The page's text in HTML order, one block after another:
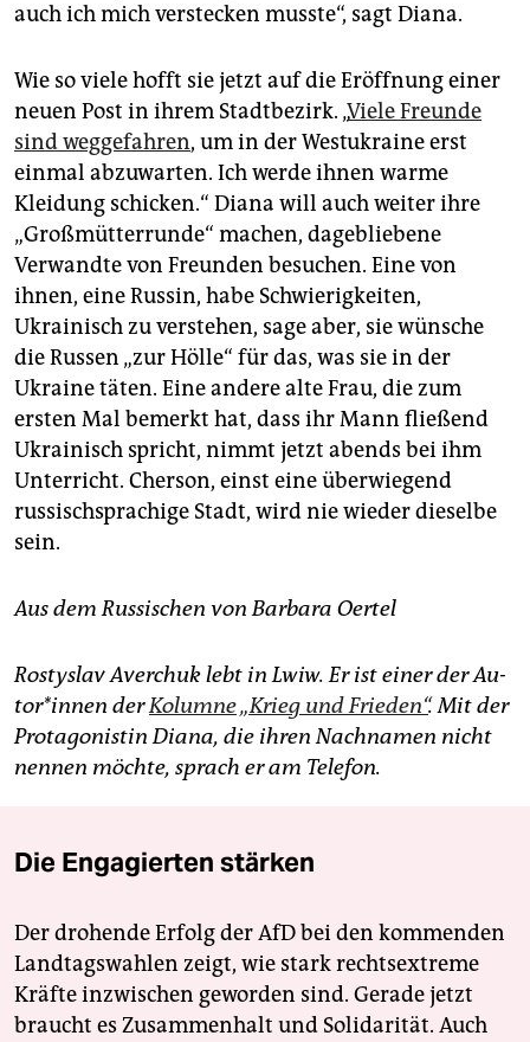
auch ich mich verstecken musste“, sagt Diana.
Wie so viele hofft sie jetzt auf die Eröffnung einer
neuen Post in ihrem Stadtbezirk. „Viele Freunde
sind weggefahren, um in der Westukraine erst
einmal abzuwarten. Ich werde ihnen warme
Kleidung schicken.“ Diana will auch weiter ihre
„Großmütterrunde“ machen, dagebliebene
Verwandte von Freunden besuchen. Eine von
ihnen, eine Russin, habe Schwierigkeiten,
Ukrainisch zu verstehen, sage aber, sie wünsche
die Russen „zur Hölle“ für das, was sie in der
Ukraine täten. Eine andere alte Frau, die zum
ersten Mal bemerkt hat, dass ihr Mann fließend
Ukrainisch spricht, nimmt jetzt abends bei ihm
Unterricht. Cherson, einst eine überwiegend
russischsprachige Stadt, wird nie wieder dieselbe
sein.
Aus dem Russischen von Barbara Oertel
Rostyslav Averchuk lebt in Lwiw. Er ist einer der Au­
to­r*in­nen derKolumne „Krieg und Frieden“. Mit der
Protagonistin Diana, die ihren Nachnamen nicht
nennen möchte, sprach er am Telefon.
Die Engagierten stärken
Der drohende Erfolg der AfD bei den kommenden
Landtagswahlen zeigt, wie stark rechtsextreme
Kräfte inzwischen geworden sind. Gerade jetzt
braucht es Zusammenhalt und Solidarität. Auch